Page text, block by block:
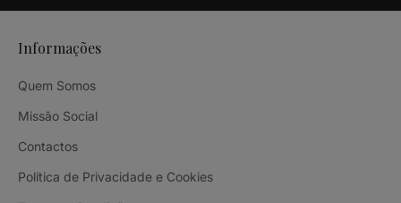
Informações
Quem Somos
Missão Social
Contactos
Política de Privacidade e Cookies